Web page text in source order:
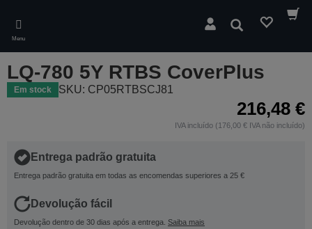
main
content
Menu
Pesquisar
LQ-780 5Y RTBS CoverPlus
Em stock SKU: CP05RTBSCJ81
216,48 €
IVA incluído (176,00 € IVA não incluído)
Entrega padrão gratuita
Entrega padrão gratuita em todas as encomendas superiores a 25 €
Devolução fácil
Devolução dentro de 30 dias após a entrega. Saiba mais